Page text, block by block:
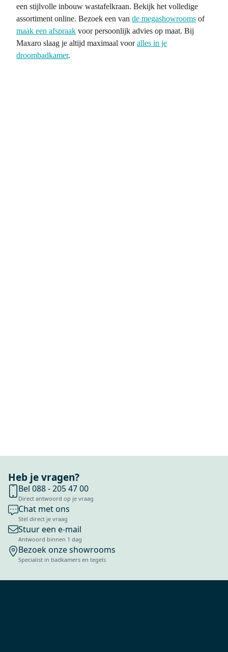
een stijlvolle inbouw wastafelkraan. Bekijk het volledige
assortiment online. Bezoek een van de megashowrooms of
maak een afspraak voor persoonlijk advies op maat. Bij
Maxaro slaag je altijd maximaal vooralles in je
droombadkamer.
Heb je vragen?
Bel 088 - 205 47 00
Direct antwoord op je vraag
Chat met ons
Stel direct je vraag
Stuur een e-mail
Antwoord binnen 1 dag
Bezoek onze showrooms
Specialist in badkamers en tegels